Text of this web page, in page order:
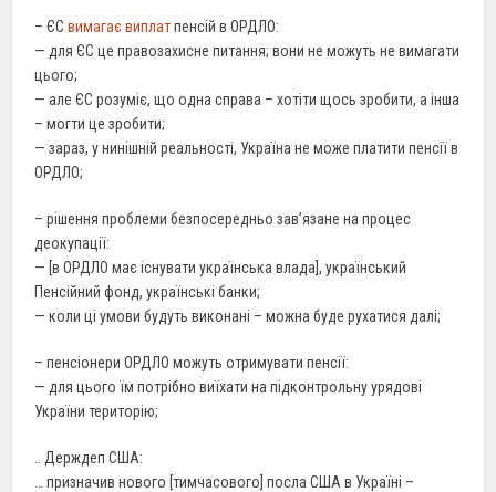
– ЄСвимагає виплатпенсій в ОРДЛО:
— для ЄС це правозахисне питання; вони не можуть не вимагати
цього;
— але ЄС розуміє, що одна справа – хотіти щось зробити, а інша
– могти це зробити;
— зараз, у нинішній реальності, Україна не може платити пенсії в
ОРДЛО;
– рішення проблеми безпосередньо зав’язане на процес
деокупації:
— [в ОРДЛО має існувати українська влада], український
Пенсійний фонд, українські банки;
— коли ці умови будуть виконані – можна буде рухатися далі;
– пенсіонери ОРДЛО можуть отримувати пенсії:
— для цього їм потрібно виїхати на підконтрольну урядові
України територію;
.. Держдеп США:
… призначив нового [тимчасового] посла США в Україні –